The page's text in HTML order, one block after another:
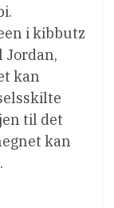
i kibbutz
kan
til det
kan